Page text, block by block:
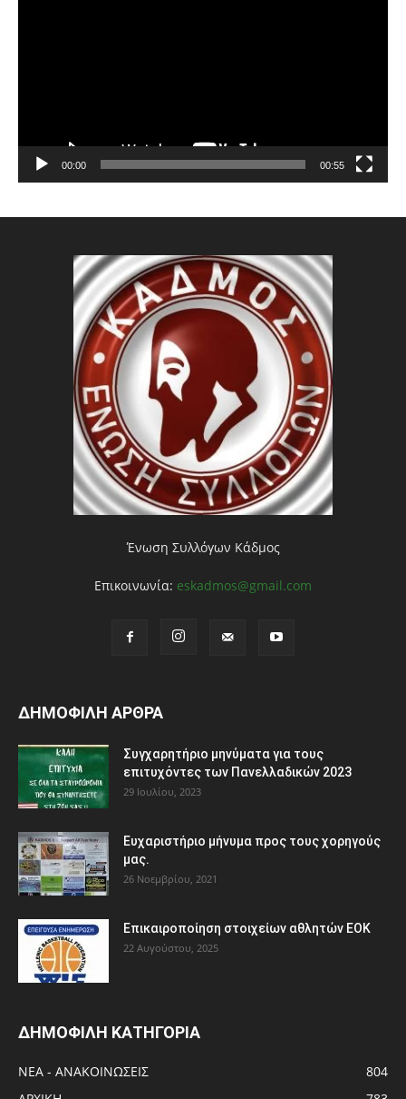
00:00 00:55
Ένωση Συλλόγων Κάδμος
Επικοινωνία: eskadmos@gmail.com
ΔΗΜΟΦΙΛΗ ΑΡΘΡΑ
Συγχαρητήριο μηνύματα για τους
επιτυχόντες των Πανελλαδικών 2023
29 Ιουλίου, 2023
Ευχαριστήριο μήνυμα προς τους χορηγούς
μας.
26 Νοεμβρίου, 2021
Eπικαιροποίηση στοιχείων αθλητών ΕΟΚ
22 Αυγούστου, 2025
ΔΗΜΟΦΙΛΗ ΚΑΤΗΓΟΡΙΑ
ΝΕΑ - ΑΝΑΚΟΙΝΩΣΕΙΣ
804